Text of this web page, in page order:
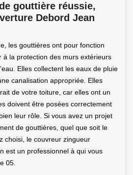
gouttière réussie,
Debord Jean
les gouttières ont pour fonction
à la protection des murs extérieurs
Elles collectent les eaux de pluie
canalisation appropriée. Elles
de votre toiture, car elles ont un
doivent être posées correctement
leur rôle. Si vous avez un projet
de gouttières, quel que soit le
choisi, le couvreur zingueur
est un professionnel à qui vous
05.